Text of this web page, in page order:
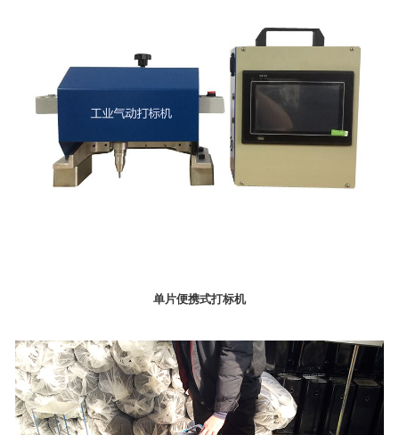
单片便携式打标机